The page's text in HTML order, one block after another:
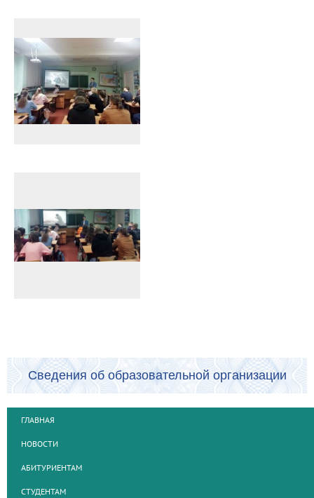
Сведения об образовательной организации
ГЛАВНАЯ
НОВОСТИ
АБИТУРИЕНТАМ
СТУДЕНТАМ